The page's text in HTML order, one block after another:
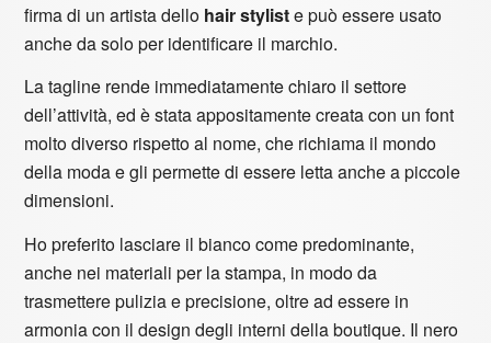
firma di un artista dello hair styliste può essere usato
anche da solo per identificare il marchio.
La tagline rende immediatamente chiaro il settore
dell’attività, ed è stata appositamente creata con un font
molto diverso rispetto al nome, che richiama il mondo
della moda e gli permette di essere letta anche a piccole
dimensioni.
Ho preferito lasciare il bianco come predominante,
anche nei materiali per la stampa, in modo da
trasmettere pulizia e precisione, oltre ad essere in
armonia con il design degli interni della boutique. Il nero